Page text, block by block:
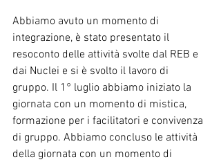
Abbiamo avuto un momento di
integrazione, è stato presentato il
resoconto delle attività svolte dal REB e
dai Nuclei e si è svolto il lavoro di
gruppo. Il 1° luglio abbiamo iniziato la
giornata con un momento di mistica,
formazione per i facilitatori e convivenza
di gruppo. Abbiamo concluso le attività
della giornata con un momento di